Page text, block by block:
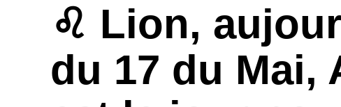
♌ Lion,
du 17 du Mai,